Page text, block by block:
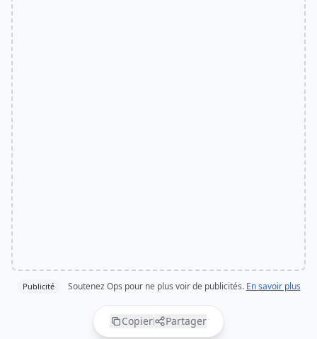
Publicité Soutenez Ops pour ne plus voir de publicités. En savoir plus
Copier Partager